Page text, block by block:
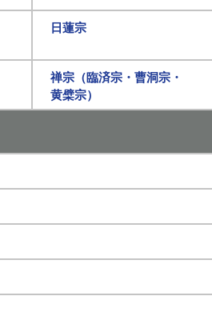
日蓮宗
禅宗（臨済宗・曹洞宗・
黄檗宗）